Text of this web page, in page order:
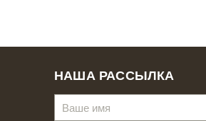
НАША РАССЫЛКА